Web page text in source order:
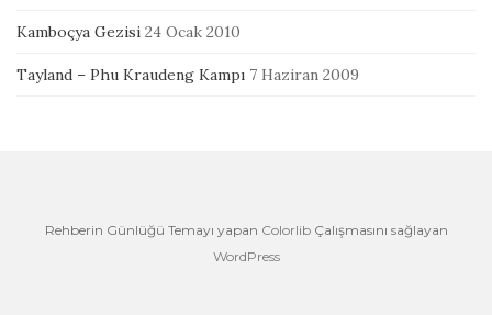
Kamboçya Gezisi 24 Ocak 2010
Tayland – Phu Kraudeng Kampı 7 Haziran 2009
Rehberin Günlüğü Temayı yapan ColorlibÇalışmasını sağlayan
WordPress